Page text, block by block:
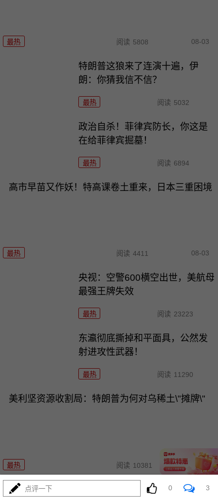
最热 阅读 5808 08-03
特朗普这狼来了连演十遍，伊
朗：你猜我信不信？
最热 阅读 5032
政治自杀！菲律宾防长，你这是
在给菲律宾掘墓！
最热 阅读 6894
高市早苗又作妖！特高课卷土重来，日本三重困境
最热 阅读 4411 08-03
央视：空警600横空出世，美航母
最强王牌失效
最热 阅读 23223
东瀛彻底撕掉和平面具，公然发
射进攻性武器！
最热 阅读 11290
美利坚资源收割局：特朗普为何对乌稀土\"摊牌\"
最热 阅读 10381
普京不忍了！俄突破禁忌，猛轰
点评一下 0 3